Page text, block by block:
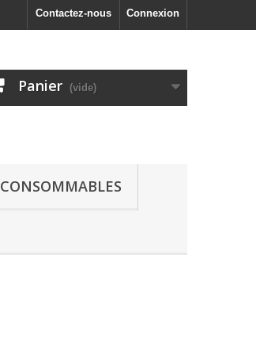
Connexion
Contactez-nous
Panier (vide)
CONSOMMABLES